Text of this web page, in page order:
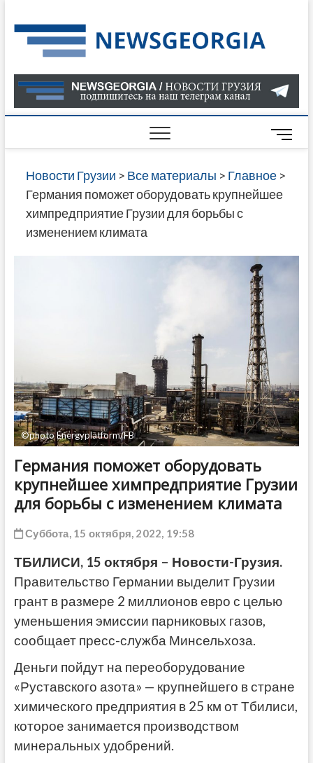
to
content
О
В
ГРУЗИИ
САЙТЕ
M
e
n
u
Новости Грузии > Все материалы > Главное>
Германия поможет оборудовать крупнейшее
химпредприятие Грузии для борьбы с
изменением климата
©photo Energyplatform/FB
Германия поможет оборудовать
крупнейшее химпредприятие Грузии
для борьбы с изменением климата
Суббота, 15 октября, 2022, 19:58
ТБИЛИСИ, 15 октября – Новости-Грузия.
Правительство Германии выделит Грузии
грант в размере 2 миллионов евро с целью
уменьшения эмиссии парниковых газов,
сообщает пресс-служба Минсельхоза.
Деньги пойдут на переоборудование
«Руставского азота» — крупнейшего в стране
химического предприятия в 25 км от Тбилиси,
которое занимается производством
минеральных удобрений.